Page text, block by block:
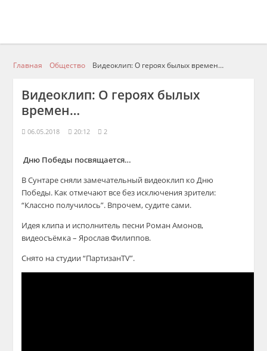
Главная Общество Видеоклип: О героях былых времен…
Видеоклип: О героях былых
времен…
06.05.2018 20:12 2
Дню Победы посвящается…
В Сунтаре сняли замечательный видеоклип ко Дню
Победы. Как отмечают все без исключения зрители:
“Классно получилось”. Впрочем, судите сами.
Идея клипа и исполнитель песни Роман Амонов,
видеосъёмка – Ярослав Филиппов.
Снято на студии “ПартизанTV”.